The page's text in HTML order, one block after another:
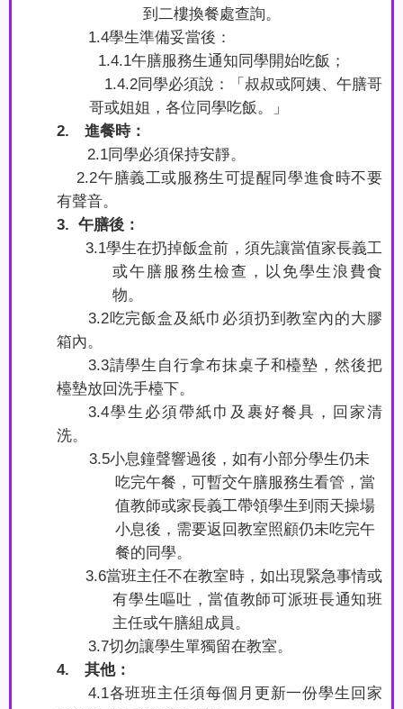
到二樓換餐處查詢。
1.4學生準備妥當後：
1.4.1午膳服務生通知同學開始吃飯；
1.4.2同學必須說：「叔叔或阿姨、午膳哥
哥或姐姐，各位同學吃飯。」
2. 進餐時：
2.1同學必須保持安靜。
2.2午膳義工或服務生可提醒同學進食時不要
有聲音。
3. 午膳後：
3.1學生在扔掉飯盒前，須先讓當值家長義工
或午膳服務生檢查，以免學生浪費食
物。
3.2吃完飯盒及紙巾必須扔到教室內的大膠
箱內。
3.3請學生自行拿布抹桌子和檯墊，然後把
檯墊放回洗手檯下。
3.4學生必須帶紙巾及裹好餐具，回家清
洗。
3.5小息鐘聲響過後，如有小部分學生仍未
吃完午餐，可暫交午膳服務生看管，當
值教師或家長義工帶領學生到雨天操場
小息後，需要返回教室照顧仍未吃完午
餐的同學。
3.6當班主任不在教室時，如出現緊急事情或
有學生嘔吐，當值教師可派班長通知班
主任或午膳組成員。
3.7切勿讓學生單獨留在教室。
4.
其他：
4.1各班班主任須每個月更新一份學生回家